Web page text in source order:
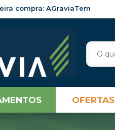
compra: AGraviaTem
OFERTAS